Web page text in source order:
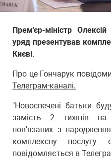
Прем'єр-міністр
уряд презентував
Києві.
Про це Гончарук
Телеграм-каналі.
"Новоспечені батьки
замість 2 тижнів на
пов'язаних з
комплексну
повідомляється в